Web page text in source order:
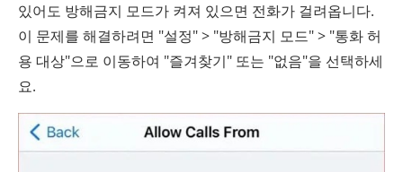
있어도 방해금지 모드가 켜져 있으면 전화가 걸려옵니다.
이 문제를 해결하려면 "설정" > "방해금지 모드" > "통화 허
용 대상"으로 이동하여 "즐겨찾기" 또는 "없음"을 선택하세
요.